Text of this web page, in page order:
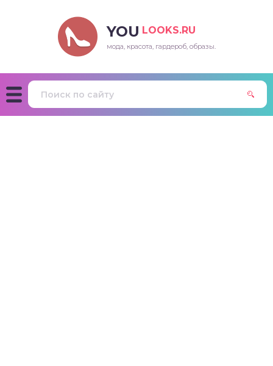
YOU LOOKS.RU
мода, красота, гардероб, образы.